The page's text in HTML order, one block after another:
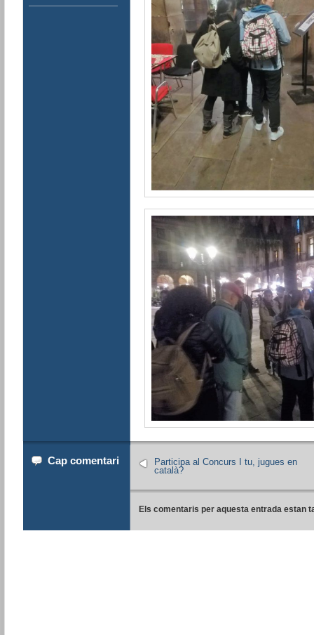
Cap comentari
Participa al Concurs I tu, jugues en
català?
Els comentaris per aquesta entrada estan